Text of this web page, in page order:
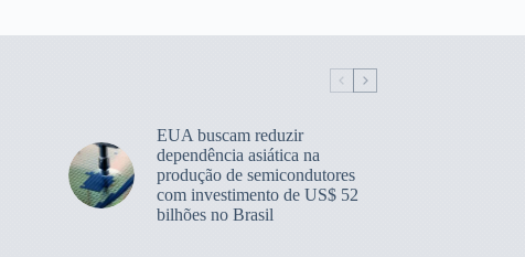
EUA buscam reduzir
dependência asiática na
produção de semicondutores
com investimento de US$ 52
bilhões no Brasil